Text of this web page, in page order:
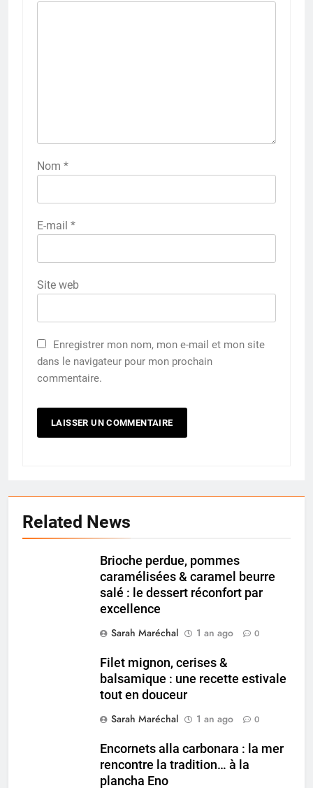
Nom *
E-mail *
Site web
Enregistrer mon nom, mon e-mail et mon site
dans le navigateur pour mon prochain
commentaire.
Related News
Brioche perdue, pommes
caramélisées & caramel beurre
salé : le dessert réconfort par
excellence
Sarah Maréchal
1 an ago 0
Filet mignon, cerises &
balsamique : une recette estivale
tout en douceur
Sarah Maréchal
1 an ago 0
Encornets alla carbonara : la mer
rencontre la tradition… à la
plancha Eno